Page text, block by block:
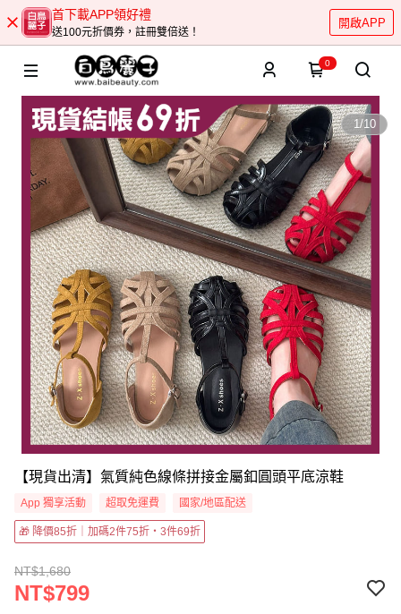
首下載APP領好禮
送100元折價券，註冊雙倍送！
開啟APP
0
1/10
【現貨出清】氣質純色線條拼接金屬釦圓頭平底涼鞋
App 獨享活動 超取免運費 國家/地區配送
🎁 降價85折｜加碼2件75折・3件69折
NT$1,680
NT$799